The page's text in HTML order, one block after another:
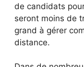
de candidats
seront moins de
grand à gérer
distance.